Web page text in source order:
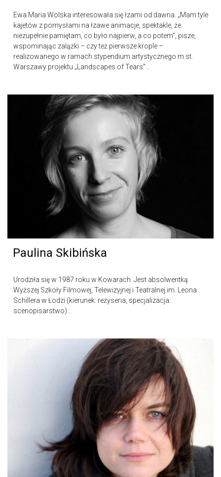
Ewa Maria Wolska interesowała się łzami od dawna. „Mam tyle
kajetów z pomysłami na łzawe animacje, spektakle, że
niezupełnie pamiętam, co było najpierw, a co potem”, pisze,
wspominając zalążki – czy też pierwsze krople –
realizowanego w ramach stypendium artystycznego m.st.
Warszawy projektu „Landscapes of Tears”…
Paulina Skibińska
Urodziła się w 1987 roku w Kowarach. Jest absolwentką
Wyższej Szkoły Filmowej, Telewizyjnej i Teatralnej im. Leona
Schillera w Łodzi (kierunek: reżyseria, specjalizacja:
scenopisarstwo)...